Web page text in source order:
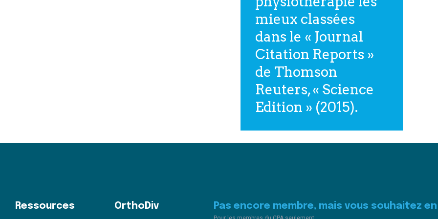
mieux classées
dans le « Journal
Citation Reports »
de Thomson
Reuters, « Science
Edition » (2015).
Ressources OrthoDiv Pas encore membre, mais vous souhaitez